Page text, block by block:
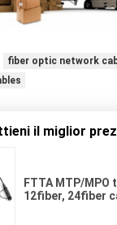
fiber optic network
il miglior
FTTA MTP/
12fiber, 24fiber